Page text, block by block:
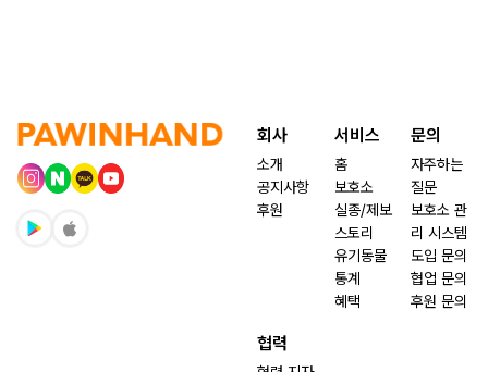
회사
소개
공지사항
후원
서비스
홈
보호소
실종/제보
스토리
유기동물
통계
혜택
문의
자주하는
질문
보호소 관
리 시스템
도입 문의
협업 문의
후원 문의
협력